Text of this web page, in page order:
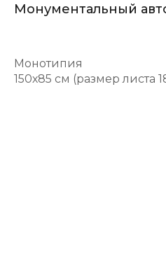
Монументальный
Монотипия
150х85 см (размер листа